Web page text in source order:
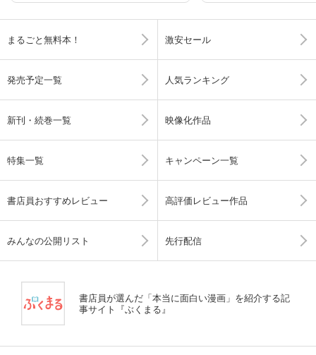
まるごと無料本！ 激安セール
発売予定一覧 人気ランキング
新刊・続巻一覧 映像化作品
特集一覧 キャンペーン一覧
書店員おすすめレビュー 高評価レビュー作品
みんなの公開リスト 先行配信
書店員が選んだ「本当に面白い漫画」を紹介する記
事サイト『ぶくまる』